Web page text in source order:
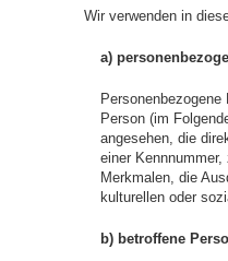
Wir verwenden in
a)
Person (im
angesehen, die
einer
Merkmalen, die
kulturellen oder
b) betroffene